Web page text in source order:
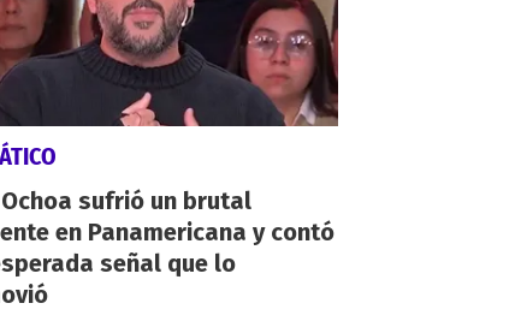
Ochoa sufrió un brutal
en Panamericana y contó
señal que lo